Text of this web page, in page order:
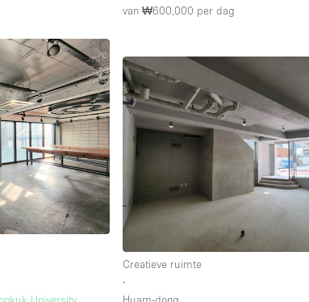
Access
van ₩600,000 per dag
University
Creatieve ruimte
∙
Huam-dong